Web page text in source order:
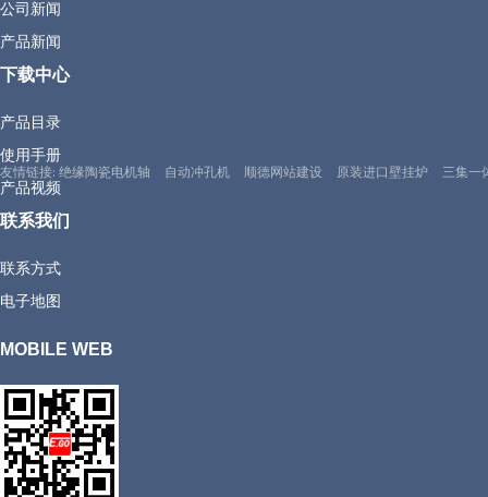
友情链接: 绝缘陶瓷电机轴 自动冲孔机 顺德网站建设 原装进口壁挂炉 三集一
公司新闻
产品新闻
下载中心
产品目录
使用手册
产品视频
联系我们
联系方式
电子地图
MOBILE WEB